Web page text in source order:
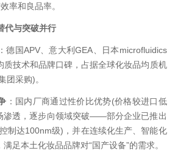
率和良品率。
代与突破并行​
​：德国APV、意大利GEA、日本microfluidics
质技术和品牌口碑，占据全球化妆品均质机
团采购)。
​：国内厂商通过性价比优势(价格较进口低
渗透，逐步向领域突破——部分企业已推出
制达100nm级)，并在连续化生产、智能化
足本土化妆品品牌对“国产设备”的需求。